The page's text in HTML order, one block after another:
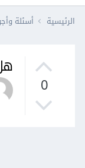
الرئيسية أسئلة
0